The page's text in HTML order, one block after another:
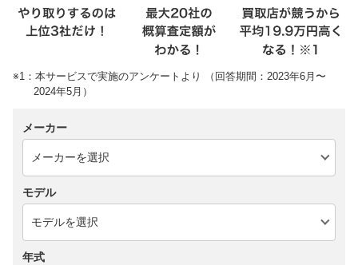
※1：本サービスで実施のアンケートより （回答期間：2023年6月〜
2024年5月）
メーカー
モデル
年式